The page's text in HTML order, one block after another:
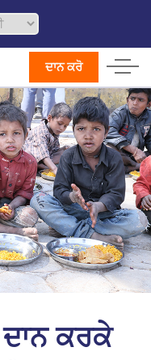
ਦਾਨ ਕਰੋ
ਕਰਕੇ